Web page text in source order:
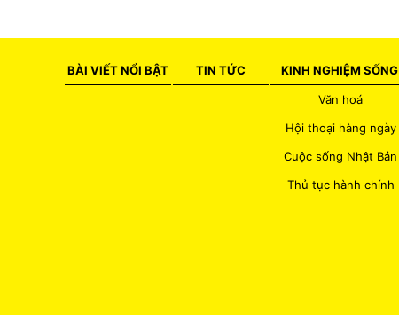
BÀI VIẾT NỔI BẬT TIN TỨC KINH NGHIỆM SỐNG
Văn hoá
Hội thoại hàng ngày
Cuộc sống Nhật Bản
Thủ tục hành chính